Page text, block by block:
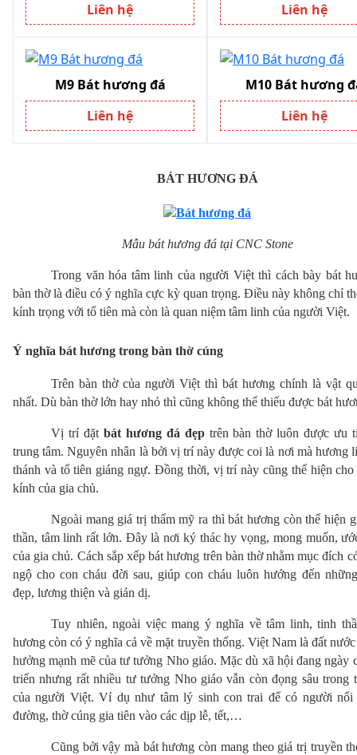
Liên hệ
Liên hệ
M9 Bát hương đá
Liên hệ
M10 Bát hương
Liên hệ
BÁT HƯƠNG ĐÁ
Mẫu bát hương đá tại CNC Stone
Trong văn hóa tâm linh của người Việt thì cách bày bát
bàn thờ là điều có ý nghĩa cực kỳ quan trọng. Điều này không chỉ
kính trọng với tổ tiên mà còn là quan niệm tâm linh của người Việt.
Ý nghĩa bát hương trong bàn thờ cúng
Trên bàn thờ của người Việt thì bát hương chính là vật
nhất. Dù bàn thờ lớn hay nhỏ thì cũng không thể thiếu được bát
Vị trí đặt bát hương đá đẹp trên bàn thờ luôn được ưu
trung tâm. Nguyên nhân là bởi vị trí này được coi là nơi mà hương
thánh và tổ tiên giáng ngự. Đồng thời, vị trí này cũng thể hiện cho
kính của gia chủ.
Ngoài mang giá trị thẩm mỹ ra thì bát hương còn thể hiện
thần, tâm linh rất lớn. Đây là nơi ký thác hy vọng, mong muốn,
của gia chủ. Cách sắp xếp bát hương trên bàn thờ nhằm mục đích
ngộ cho con cháu đời sau, giúp con cháu luôn hướng đến
đẹp, lương thiện và giản dị.
Tuy nhiên, ngoài việc mang ý nghĩa về tâm linh, tinh
hương còn có ý nghĩa cả về mặt truyền thống. Việt Nam là đất
hưởng mạnh mẽ của tư tưởng Nho giáo. Mặc dù xã hội đang ngày
triển nhưng rất nhiều tư tưởng Nho giáo vẫn còn đọng sâu trong
của người Việt. Ví dụ như tâm lý sinh con trai để có người nối
đường, thờ cúng gia tiên vào các dịp lễ, tết,…
Cũng bởi vậy mà bát hương còn mang theo giá trị truyền